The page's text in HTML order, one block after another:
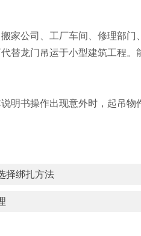
家公司、工厂车间、修理部
替龙门吊运于小型建筑工程
明书操作出现意外时，起吊物
择绑扎方法